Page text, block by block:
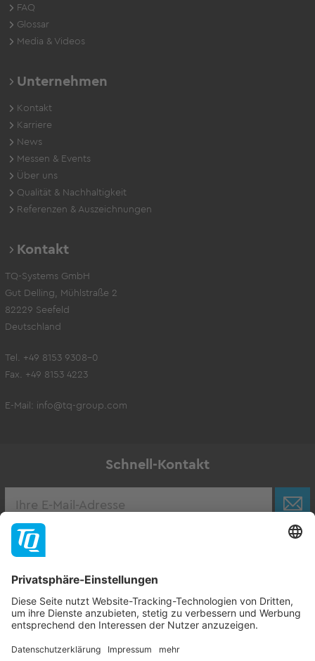
FAQ
Glossar
Media & Videos
Unternehmen
Kontakt
Karriere
News
Messen & Events
Über uns
Qualität & Nachhaltigkeit
Referenzen & Auszeichnungen
Kontakt
TQ-Systems GmbH
Gut Delling, Mühlstraße 2
82229 Seefeld
Deutschland
Tel. +49 8153 9308-0
Fax. +49 8153 4223
E-Mail: info@tq-group.com
Schnell-Kontakt
Zur Stellenbörse
Follow TQ-Group